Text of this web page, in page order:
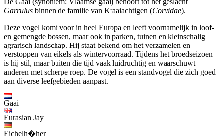
De Gaai (synoniem: Vlaamse gaai) behoort tot het geslacht
Garrulus binnen de familie van Kraaiachtigen (Corvidae).
Deze vogel komt voor in heel Europa en leeft voornamelijk in loof-
en gemengde bossen, maar ook in parken, tuinen en kleinschalig
agrarisch landschap. Hij staat bekend om het verzamelen en
verstoppen van eikels als wintervoorraad. Tijdens het broedseizoen
is hij stil, maar buiten die tijd vaak luidruchtig en waarschuwt
anderen met scherpe roep. De vogel is een standvogel die zich goed
aan diverse leefgebieden aanpast.
Gaai
Eurasian Jay
Eichelh�her